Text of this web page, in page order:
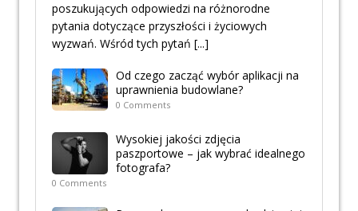
poszukujących odpowiedzi na różnorodne
pytania dotyczące przyszłości i życiowych
wyzwań. Wśród tych pytań [...]
Od czego zacząć wybór aplikacji na
uprawnienia budowlane?
0 Comments
Wysokiej jakości zdjęcia
paszportowe – jak wybrać idealnego
fotografa?
0 Comments